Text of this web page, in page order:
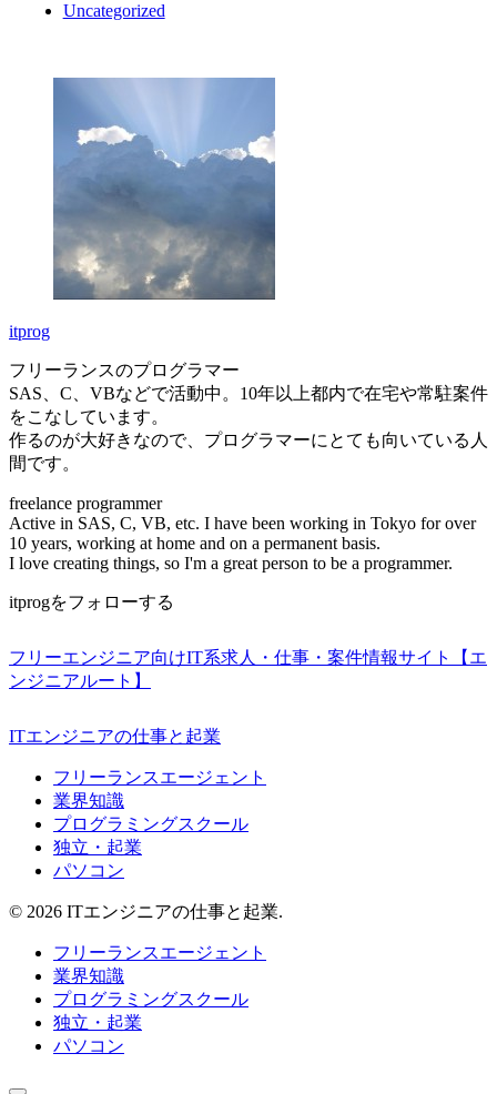
Uncategorized
itprog
フリーランスのプログラマー
SAS、C、VBなどで活動中。10年以上都内で在宅や常駐案件
をこなしています。
作るのが大好きなので、プログラマーにとても向いている人
間です。
freelance programmer
Active in SAS, C, VB, etc. I have been working in Tokyo for over
10 years, working at home and on a permanent basis.
I love creating things, so I'm a great person to be a programmer.
itprogをフォローする
フリーエンジニア向けIT系求人・仕事・案件情報サイト【エ
ンジニアルート】
ITエンジニアの仕事と起業
フリーランスエージェント
業界知識
プログラミングスクール
独立・起業
パソコン
© 2026 ITエンジニアの仕事と起業.
フリーランスエージェント
業界知識
プログラミングスクール
独立・起業
パソコン